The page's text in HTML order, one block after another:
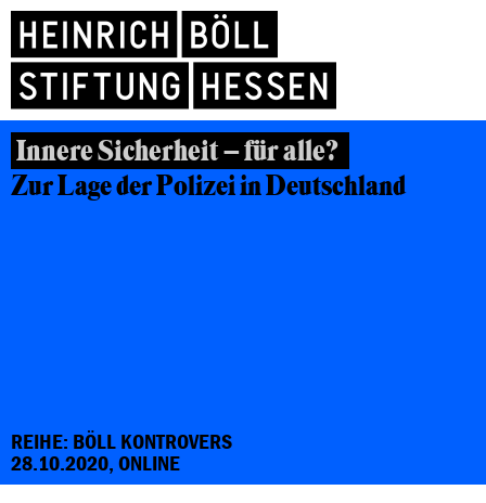
Innere Sicherheit – für alle?
Zur Lage der Polizei in Deutschland
REIHE: BÖLL KONTROVERS
28.10.2020, ONLINE